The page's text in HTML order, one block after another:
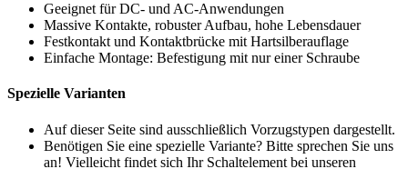
Geeignet für DC- und AC-Anwendungen
Massive Kontakte, robuster Aufbau, hohe Lebensdauer
Festkontakt und Kontaktbrücke mit Hartsilberauflage
Einfache Montage: Befestigung mit nur einer Schraube
Spezielle Varianten
Auf dieser Seite sind ausschließlich Vorzugstypen dargestellt.
Benötigen Sie eine spezielle Variante? Bitte sprechen Sie uns
an! Vielleicht findet sich Ihr Schalt­element bei unseren